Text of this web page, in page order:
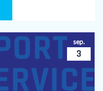
sep.
3